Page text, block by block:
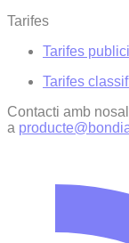
Tarifes
Tarifes
Tarifes
Contacti amb
a